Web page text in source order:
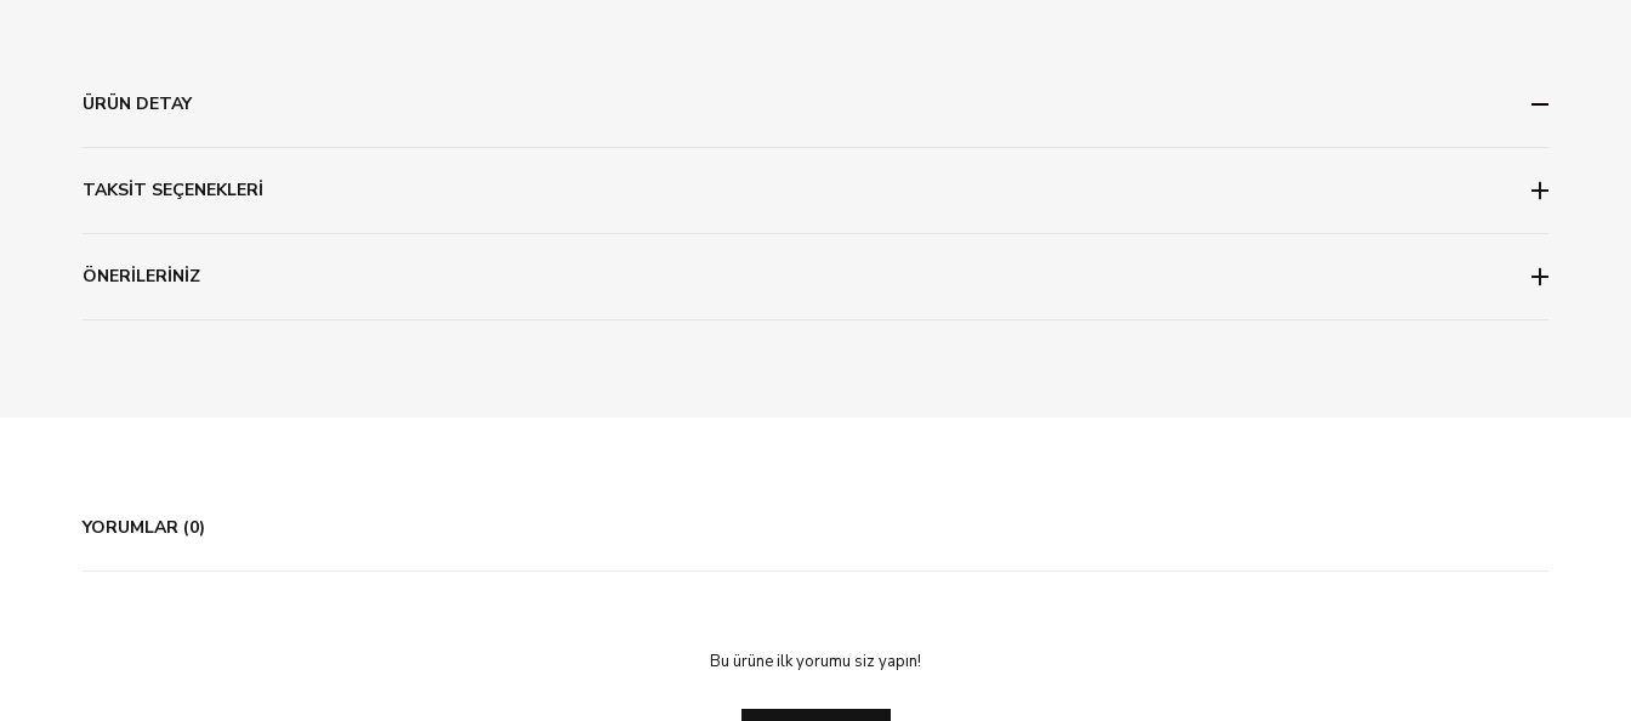
ÜRÜN DETAY
TAKSİT SEÇENEKLERİ
ÖNERİLERİNİZ
YORUMLAR (0)
Bu ürüne ilk yorumu siz yapın!